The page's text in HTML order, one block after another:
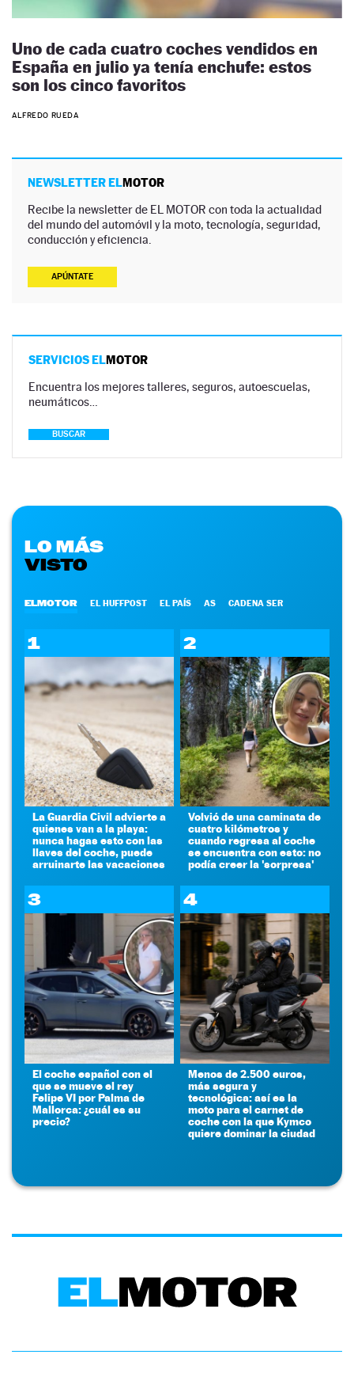
Uno de cada cuatro coches vendidos en
España en julio ya tenía enchufe: estos
son los cinco favoritos
ALFREDO RUEDA
NEWSLETTER ELMOTOR
Recibe la newsletter de EL MOTOR con toda la actualidad
del mundo del automóvil y la moto, tecnología, seguridad,
conducción y eficiencia.
APÚNTATE
SERVICIOS ELMOTOR
Encuentra los mejores talleres, seguros, autoescuelas,
neumáticos…
BUSCAR
LO MÁS
VISTO
ELMOTOR EL HUFFPOST EL PAÍS AS CADENA SER
1
La Guardia Civil advierte a
quienes van a la playa:
nunca hagas esto con las
llaves del coche, puede
arruinarte las vacaciones
2
Volvió de una caminata de
cuatro kilómetros y
cuando regresa al coche
se encuentra con esto: no
podía creer la 'sorpresa'
3
El coche español con el
que se mueve el rey
Felipe VI por Palma de
Mallorca: ¿cuál es su
precio?
4
Menos de 2.500 euros,
más segura y
tecnológica: así es la
moto para el carnet de
coche con la que Kymco
quiere dominar la ciudad